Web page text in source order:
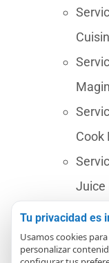
Cook
Juice
Tu privacidad es
Usamos cookies
personalizar